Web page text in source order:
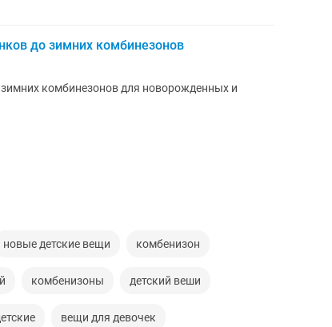
до зимних комбинезонов
комбинезонов для новорожденных и
новые детские вещи комбенизон
комбенизоны детский веши
вещи для девочек